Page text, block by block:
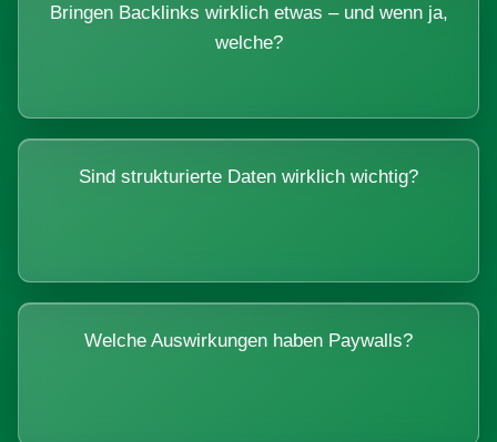
Bringen Backlinks wirklich etwas – und wenn ja,
welche?
Sind strukturierte Daten wirklich wichtig?
Welche Auswirkungen haben Paywalls?